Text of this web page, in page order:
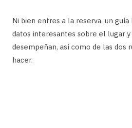
Ni bien entres a la reserva, un
datos interesantes sobre el lugar y
desempeñan, así como de las dos
hacer.